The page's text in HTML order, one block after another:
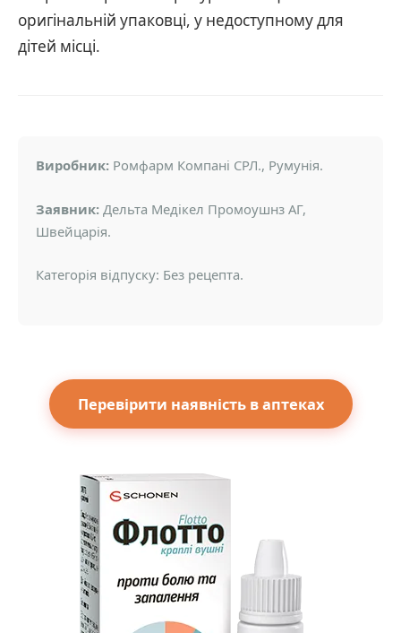
оригінальній упаковці, у недоступному для
дітей місці.
Виробник: Ромфарм Компані СРЛ., Румунія.
Заявник: Дельта Медікел Промоушнз АГ,
Швейцарія.
Категорія відпуску: Без рецепта.
Перевірити наявність в аптеках